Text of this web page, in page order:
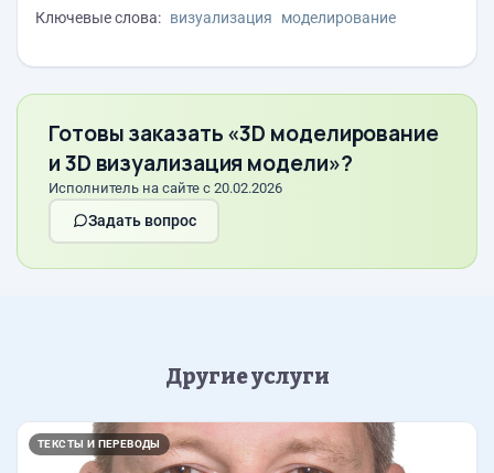
Ключевые слова: визуализация моделирование
Готовы заказать «3D моделирование
и 3D визуализация модели»?
Исполнитель на сайте с 20.02.2026
Задать вопрос
Другие услуги
ТЕКСТЫ И ПЕРЕВОДЫ